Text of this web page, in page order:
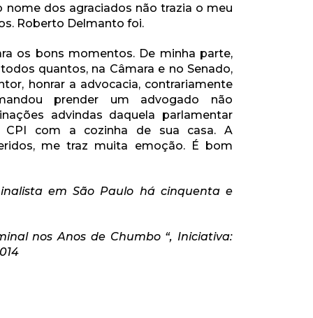
nome dos agraciados não trazia o meu
Roberto Delmanto foi.
os bons momentos. De minha parte,
quantos, na Câmara e no Senado,
honrar a advocacia, contrariamente
prender um advogado não
advindas daquela parlamentar
CPI com a cozinha de sua casa. A
me traz muita emoção. É bom
em São Paulo há cinquenta e
nos Anos de Chumbo “, Iniciativa: